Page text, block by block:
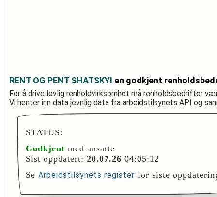
RENT OG PENT SHATSKYI en godkjent
For å drive lovlig renholdvirksomhet må renholdsbedrifter
Vi henter inn data jevnlig data fra arbeidstilsynets API og
STATUS:
Godkjent med ansatte
Sist oppdatert: 20.07.26 04:05:12
Se Arbeidstilsynets register for siste